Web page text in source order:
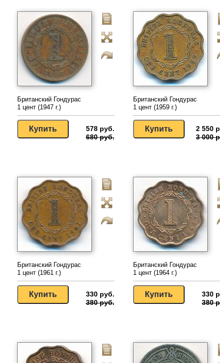
Британский Гондурас
1 цент (1947 г.)
578 руб.
680 руб.
Британский Гондурас
1 цент (1959 г.)
2 550
3 000
Британский Гондурас
1 цент (1961 г.)
330 руб.
380 руб.
Британский Гондурас
1 цент (1964 г.)
330
380